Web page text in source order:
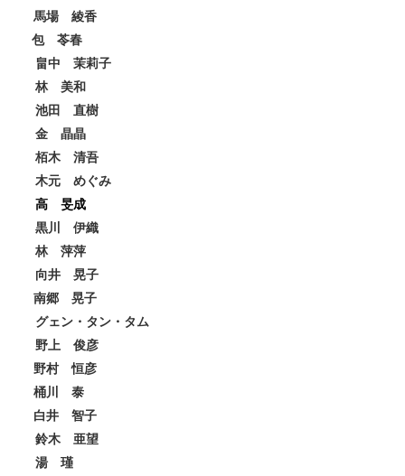
馬場 綾香
包 苓春
畠中 茉莉子
林 美和
池田 直樹
金 晶晶
栢木 清吾
木元 めぐみ
高 旻成
黒川 伊織
林 萍萍
向井 晃子
南郷 晃子
グェン・タン・タム
野上 俊彦
野村 恒彦
桶川 泰
白井 智子
鈴木 亜望
湯 瑾